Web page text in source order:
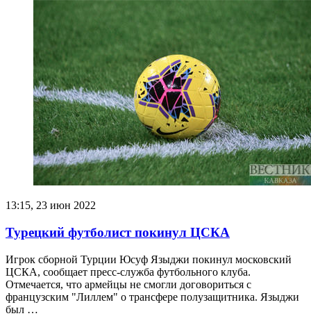
13:15, 23 июн 2022
Турецкий футболист покинул ЦСКА
Игрок сборной Турции Юсуф Языджи покинул московский
ЦСКА, сообщает пресс-служба футбольного клуба.
Отмечается, что армейцы не смогли договориться с
французским "Лиллем" о трансфере полузащитника. Языджи
был …